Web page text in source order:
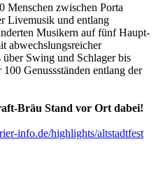
Menschen zwischen Porta
Livemusik und entlang
Musikern auf fünf Haupt-
abwechslungsreicher
Swing und Schlager bis
Genussständen entlang der
Bräu Stand vor Ort dabei!
info.de/highlights/altstadtfest